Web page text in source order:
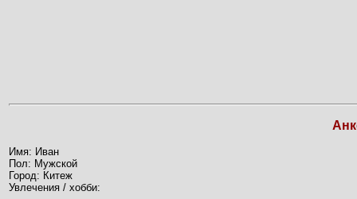
Имя: Иван
Пол: Мужской
Город: Китеж
Увлечения / хобби: